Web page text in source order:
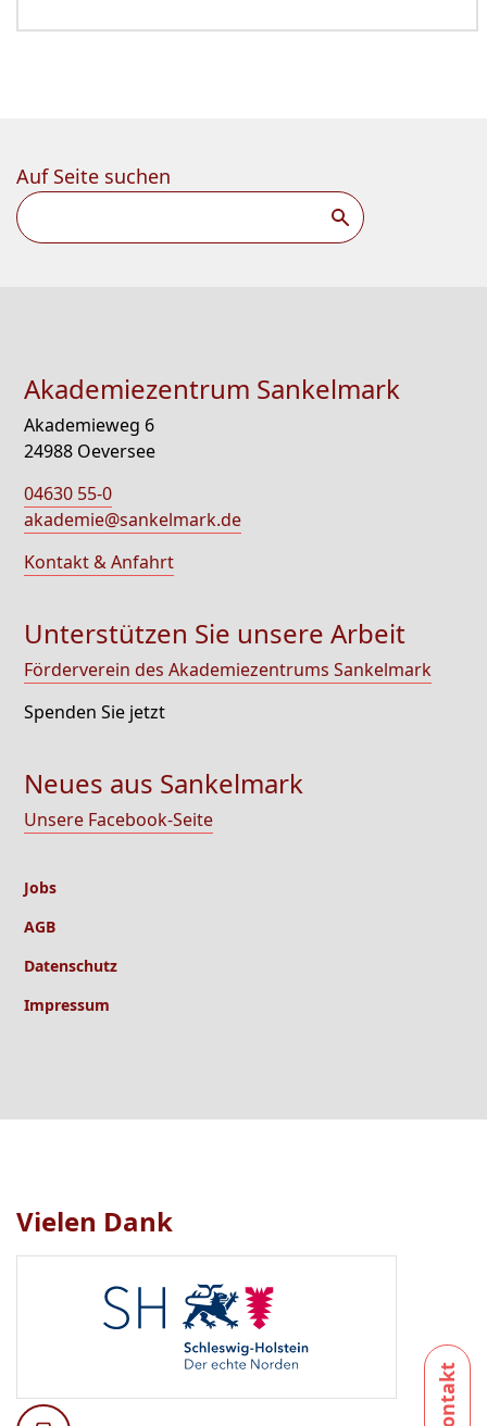
Auf Seite suchen
Suchen
Akademiezentrum Sankelmark
Akademieweg 6
24988 Oeversee
04630 55-0
akademie@sankelmark.de
Kontakt & Anfahrt
Unterstützen Sie unsere Arbeit
Förderverein des Akademiezentrums Sankelmark
Spenden Sie jetzt
Neues aus Sankelmark
Unsere Facebook-Seite
Jobs
AGB
Datenschutz
Impressum
Vielen Dank
Logo1bis1von1sichtbar.